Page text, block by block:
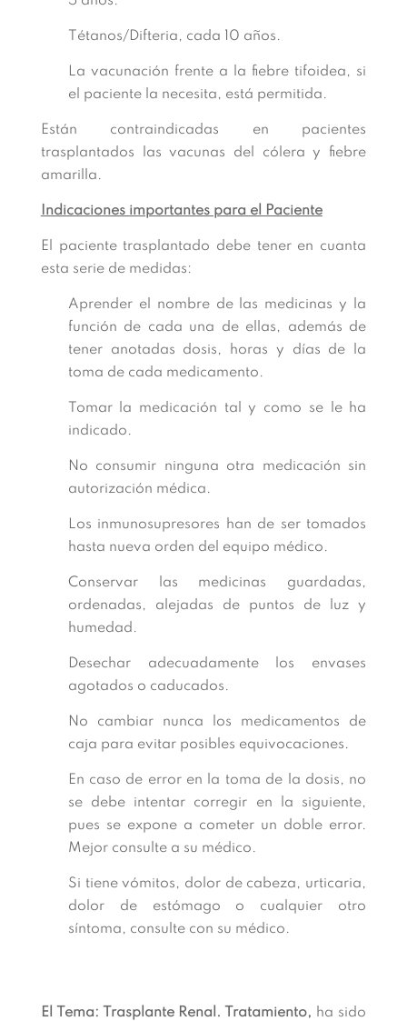
Tétanos/Difteria, cada 10 años.
La vacunación frente a la fiebre tifoidea, si
el paciente la necesita, está permitida.
Están contraindicadas en pacientes
trasplantados las vacunas del cólera y fiebre
amarilla.
Indicaciones importantes para el Paciente
El paciente trasplantado debe tener en cuanta
esta serie de medidas:
Aprender el nombre de las medicinas y la
función de cada una de ellas, además de
tener anotadas dosis, horas y días de la
toma de cada medicamento.
Tomar la medicación tal y como se le ha
indicado.
No consumir ninguna otra medicación sin
autorización médica.
Los inmunosupresores han de ser tomados
hasta nueva orden del equipo médico.
Conservar las medicinas guardadas,
ordenadas, alejadas de puntos de luz y
humedad.
Desechar adecuadamente los envases
agotados o caducados.
No cambiar nunca los medicamentos de
caja para evitar posibles equivocaciones.
En caso de error en la toma de la dosis, no
se debe intentar corregir en la siguiente,
pues se expone a cometer un doble error.
Mejor consulte a su médico.
Si tiene vómitos, dolor de cabeza, urticaria,
dolor de estómago o cualquier otro
síntoma, consulte con su médico.
El Tema: Trasplante Renal. Tratamiento, ha sido